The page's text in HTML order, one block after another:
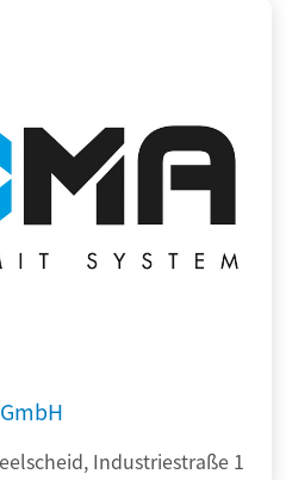
Industriestraße 1